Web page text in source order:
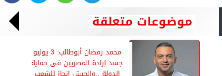
موضوعات متعلقة
محمد رمضان أبوطالب: 3 يوليو
جسد إرادة المصريين فى حماية